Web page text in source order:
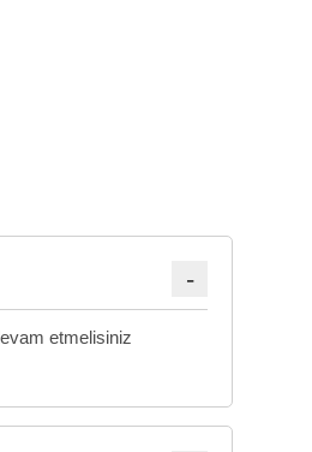
etmelisiniz